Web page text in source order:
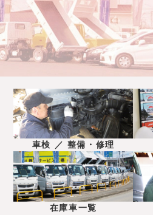
車検 ／ 整備・修理
在庫車一覧